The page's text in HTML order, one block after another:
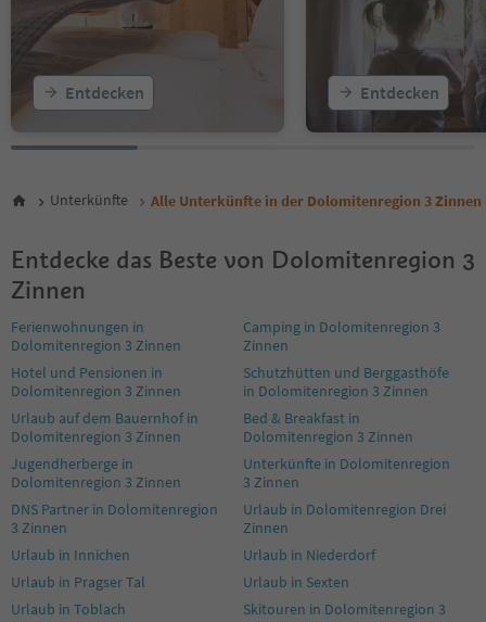
Entdecken Entdecken
Unterkünfte Alle Unterkünfte in der Dolomitenregion 3 Zinnen
Entdecke das Beste von Dolomitenregion 3
Zinnen
Ferienwohnungen in
Dolomitenregion 3 Zinnen
Camping in Dolomitenregion 3
Zinnen
Hotel und Pensionen in
Dolomitenregion 3 Zinnen
Schutzhütten und Berggasthöfe
in Dolomitenregion 3 Zinnen
Urlaub auf dem Bauernhof in
Dolomitenregion 3 Zinnen
Bed & Breakfast in
Dolomitenregion 3 Zinnen
Jugendherberge in
Dolomitenregion 3 Zinnen
Unterkünfte in Dolomitenregion
3 Zinnen
DNS Partner in Dolomitenregion
3 Zinnen
Urlaub in Dolomitenregion Drei
Zinnen
Urlaub in Innichen
Urlaub in Niederdorf
Urlaub in Pragser Tal
Urlaub in Sexten
Urlaub in Toblach
Skitouren in Dolomitenregion 3